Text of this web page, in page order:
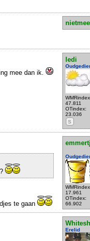
ledi
47.811
OTindex:
23.036
S
mee dan ik.
17.961
OTindex:
66.902
te gaan
Erelid